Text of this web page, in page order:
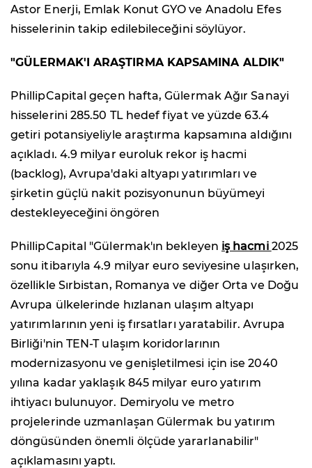
Astor Enerji, Emlak Konut GYO ve Anadolu Efes
hisselerinin takip edilebileceğini söylüyor.
"GÜLERMAK'I ARAŞTIRMA KAPSAMINA ALDIK"
PhillipCapital geçen hafta, Gülermak Ağır Sanayi
hisselerini 285.50 TL hedef fiyat ve yüzde 63.4
getiri potansiyeliyle araştırma kapsamına aldığını
açıkladı. 4.9 milyar euroluk rekor iş hacmi
(backlog), Avrupa'daki altyapı yatırımları ve
şirketin güçlü nakit pozisyonunun büyümeyi
destekleyeceğini öngören
PhillipCapital "Gülermak'ın bekleyen iş hacmi 2025
sonu itibarıyla 4.9 milyar euro seviyesine ulaşırken,
özellikle Sırbistan, Romanya ve diğer Orta ve Doğu
Avrupa ülkelerinde hızlanan ulaşım altyapı
yatırımlarının yeni iş fırsatları yaratabilir. Avrupa
Birliği'nin TEN-T ulaşım koridorlarının
modernizasyonu ve genişletilmesi için ise 2040
yılına kadar yaklaşık 845 milyar euro yatırım
ihtiyacı bulunuyor. Demiryolu ve metro
projelerinde uzmanlaşan Gülermak bu yatırım
döngüsünden önemli ölçüde yararlanabilir"
açıklamasını yaptı.